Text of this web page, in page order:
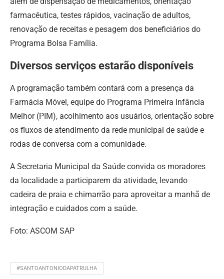
farmacêutica, testes rápidos, vacinação de adultos,
renovação de receitas e pesagem dos beneficiários do
Programa Bolsa Família.
Diversos serviços estarão disponíveis
A programação também contará com a presença da
Farmácia Móvel, equipe do Programa Primeira Infância
Melhor (PIM), acolhimento aos usuários, orientação sobre
os fluxos de atendimento da rede municipal de saúde e
rodas de conversa com a comunidade.
A Secretaria Municipal da Saúde convida os moradores
da localidade a participarem da atividade, levando
cadeira de praia e chimarrão para aproveitar a manhã de
integração e cuidados com a saúde.
Foto: ASCOM SAP
#SANTOANTONIODAPATRULHA